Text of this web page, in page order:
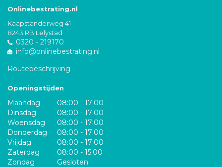
Onlinebestrating.nl
Kaapstanderweg 41
8243 RB Lelystad
0320 - 219170
info@onlinebestrating.nl
Routebeschrijving
Openingstijden
Maandag
08:00 - 17:00
Dinsdag
08:00 - 17:00
Woensdag
08:00 - 17:00
Donderdag
08:00 - 17:00
Vrijdag
08:00 - 17:00
Zaterdag
08:00 - 15:00
Zondag
Gesloten